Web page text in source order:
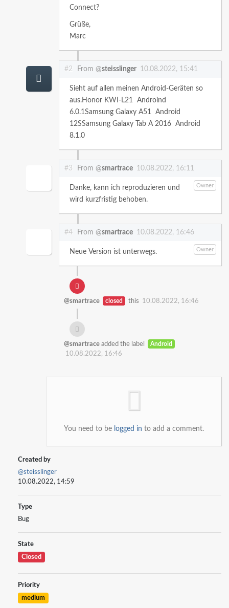
Connect?
Grüße,
Marc
#2 From @steisslinger 10.08.2022, 15:41
Sieht auf allen meinen Android-Geräten so
aus.Honor KWI-L21 Androind
6.0.1Samsung Galaxy A51 Android
12SSamsung Galaxy Tab A 2016 Android
8.1.0
#3 From @smartrace 10.08.2022, 16:11
Owner
Danke, kann ich reproduzieren und
wird kurzfristig behoben.
#4 From @smartrace 10.08.2022, 16:46
Owner
Neue Version ist unterwegs.
@smartrace closed this 10.08.2022, 16:46
@smartrace added the label Android
10.08.2022, 16:46
You need to be logged in to add a comment.
Created by
@steisslinger
10.08.2022, 14:59
Type
Bug
State
Closed
Priority
medium